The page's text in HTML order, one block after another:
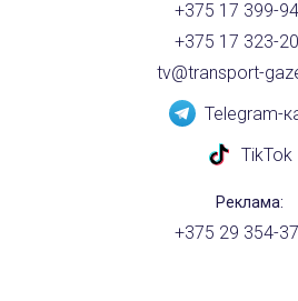
+375 17 399-
+375 17 323-
tv@transport-
Telegram-
TikTok
Реклама:
+375 29 354-